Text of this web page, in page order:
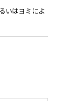
いはヨミによ